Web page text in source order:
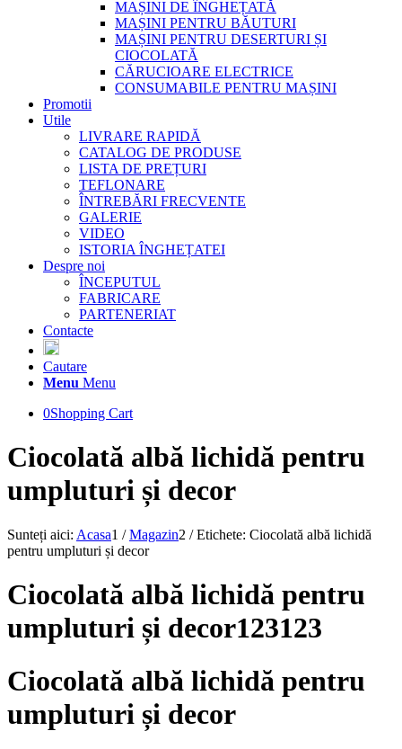
MAȘINI DE ÎNGHEȚATĂ
MAȘINI PENTRU BĂUTURI
MAȘINI PENTRU DESERTURI ȘI
CIOCOLATĂ
CĂRUCIOARE ELECTRICE
CONSUMABILE PENTRU MAȘINI
Promotii
Utile
LIVRARE RAPIDĂ
CATALOG DE PRODUSE
LISTA DE PREȚURI
TEFLONARE
ÎNTREBĂRI FRECVENTE
GALERIE
VIDEO
ISTORIA ÎNGHEȚATEI
Despre noi
ÎNCEPUTUL
FABRICARE
PARTENERIAT
Contacte
Cautare
Menu Menu
0Shopping Cart
Ciocolată albă lichidă pentru
umpluturi și decor
Sunteți aici: Acasa1 / Magazin2 / Etichete: Ciocolată albă lichidă
pentru umpluturi și decor
Ciocolată albă lichidă pentru
umpluturi și decor123123
Ciocolată albă lichidă pentru
umpluturi și decor